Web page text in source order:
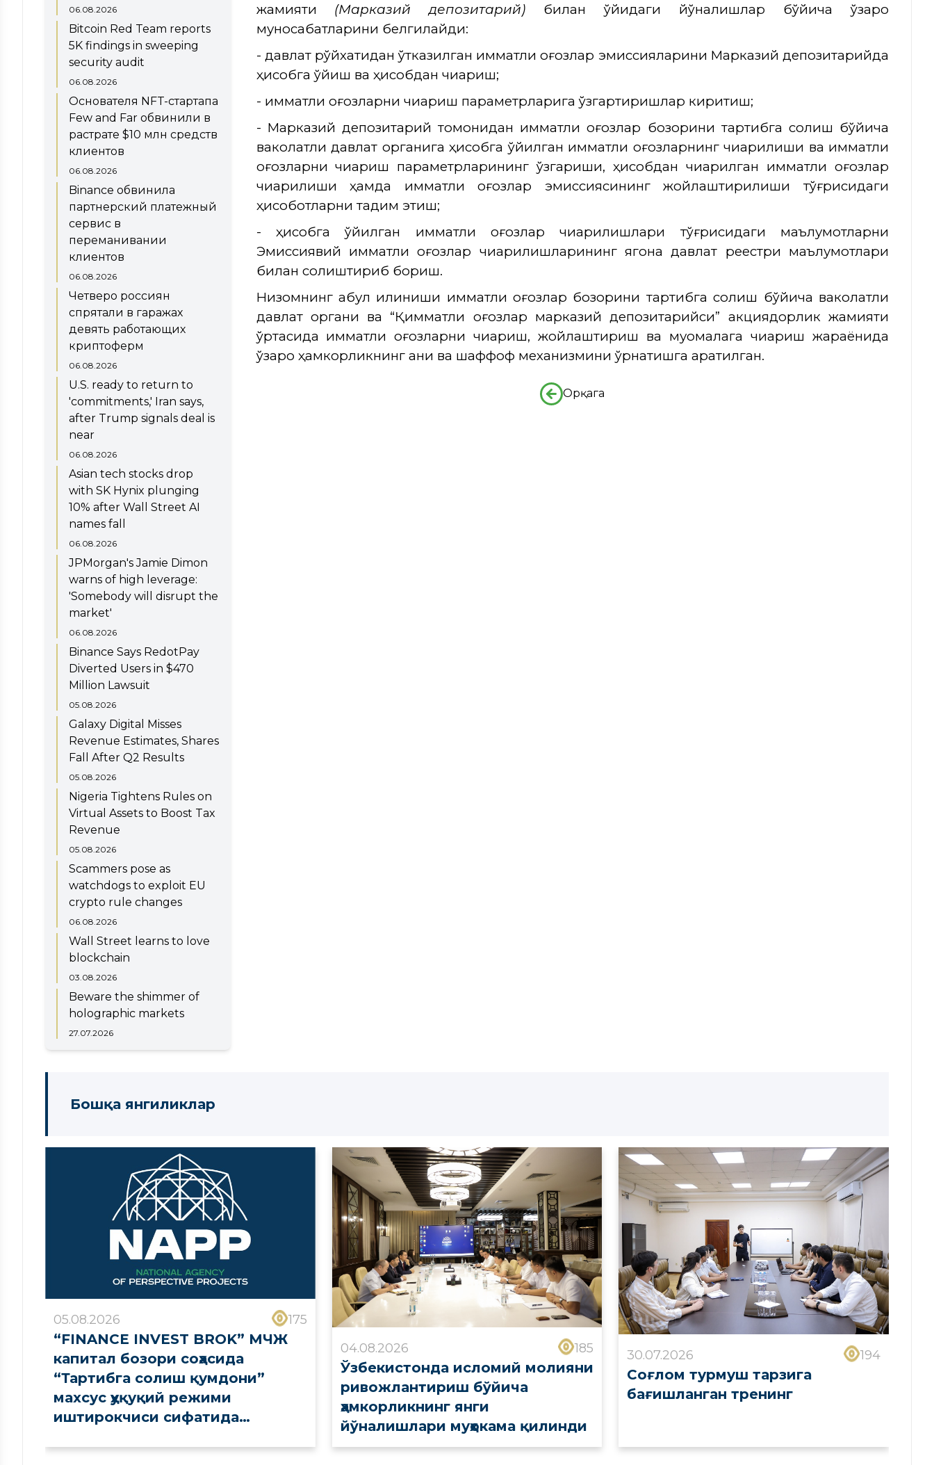
06.08.2026
Bitcoin Red Team reports
5K findings in sweeping
security audit
06.08.2026
Основателя NFT-стартапа
Few and Far обвинили в
растрате $10 млн средств
клиентов
06.08.2026
Binance обвинила
партнерский платежный
сервис в
переманивании
клиентов
06.08.2026
Четверо россиян
спрятали в гаражах
девять работающих
криптоферм
06.08.2026
U.S. ready to return to
'commitments,' Iran says,
after Trump signals deal is
near
06.08.2026
Asian tech stocks drop
with SK Hynix plunging
10% after Wall Street AI
names fall
06.08.2026
JPMorgan's Jamie Dimon
warns of high leverage:
'Somebody will disrupt the
market'
06.08.2026
Binance Says RedotPay
Diverted Users in $470
Million Lawsuit
05.08.2026
Galaxy Digital Misses
Revenue Estimates, Shares
Fall After Q2 Results
05.08.2026
Nigeria Tightens Rules on
Virtual Assets to Boost Tax
Revenue
05.08.2026
Scammers pose as
watchdogs to exploit EU
crypto rule changes
06.08.2026
Wall Street learns to love
blockchain
03.08.2026
Beware the shimmer of
holographic markets
27.07.2026
жамияти (Марказий депозитарий) билан қўйидаги йўналишлар бўйича ўзаро
муносабатларини белгилайди:
- давлат рўйхатидан ўтказилган қимматли қоғозлар эмиссияларини Марказий депозитарийда
ҳисобга қўйиш ва ҳисобдан чиқариш;
- қимматли қоғозларни чиқариш параметрларига ўзгартиришлар киритиш;
- Марказий депозитарий томонидан қимматли қоғозлар бозорини тартибга солиш бўйича
ваколатли давлат органига ҳисобга қўйилган қимматли қоғозларнинг чиқарилиши ва қимматли
қоғозларни чиқариш параметрларининг ўзгариши, ҳисобдан чиқарилган қимматли қоғозлар
чиқарилиши ҳамда қимматли қоғозлар эмиссиясининг жойлаштирилиши тўғрисидаги
ҳисоботларни тақдим этиш;
- ҳисобга қўйилган қимматли қоғозлар чиқарилишлари тўғрисидаги маълумотларни
Эмиссиявий қимматли қоғозлар чиқарилишларининг ягона давлат реестри маълумотлари
билан солиштириб бориш.
Низомнинг қабул қилиниши қимматли қоғозлар бозорини тартибга солиш бўйича ваколатли
давлат органи ва “Қимматли қоғозлар марказий депозитарийси” акциядорлик жамияти
ўртасида қимматли қоғозларни чиқариш, жойлаштириш ва муомалага чиқариш жараёнида
ўзаро ҳамкорликнинг аниқ ва шаффоф механизмини ўрнатишга қаратилган.
Орқага
Бошқа янгиликлар
05.08.2026 175
“FINANCE INVEST BROK” МЧЖ
капитал бозори соҳасида
“Тартибга солиш қумдони”
махсус ҳуқуқий режими
иштирокчиси сифатида
04.08.2026 185
Ўзбекистонда исломий молияни
ривожлантириш бўйича
ҳамкорликнинг янги
йўналишлари муҳокама қилинди
30.07.2026 194
Соғлом турмуш тарзига
бағишланган тренинг